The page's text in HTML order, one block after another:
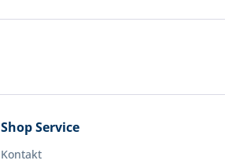
Shop Service
Kontakt